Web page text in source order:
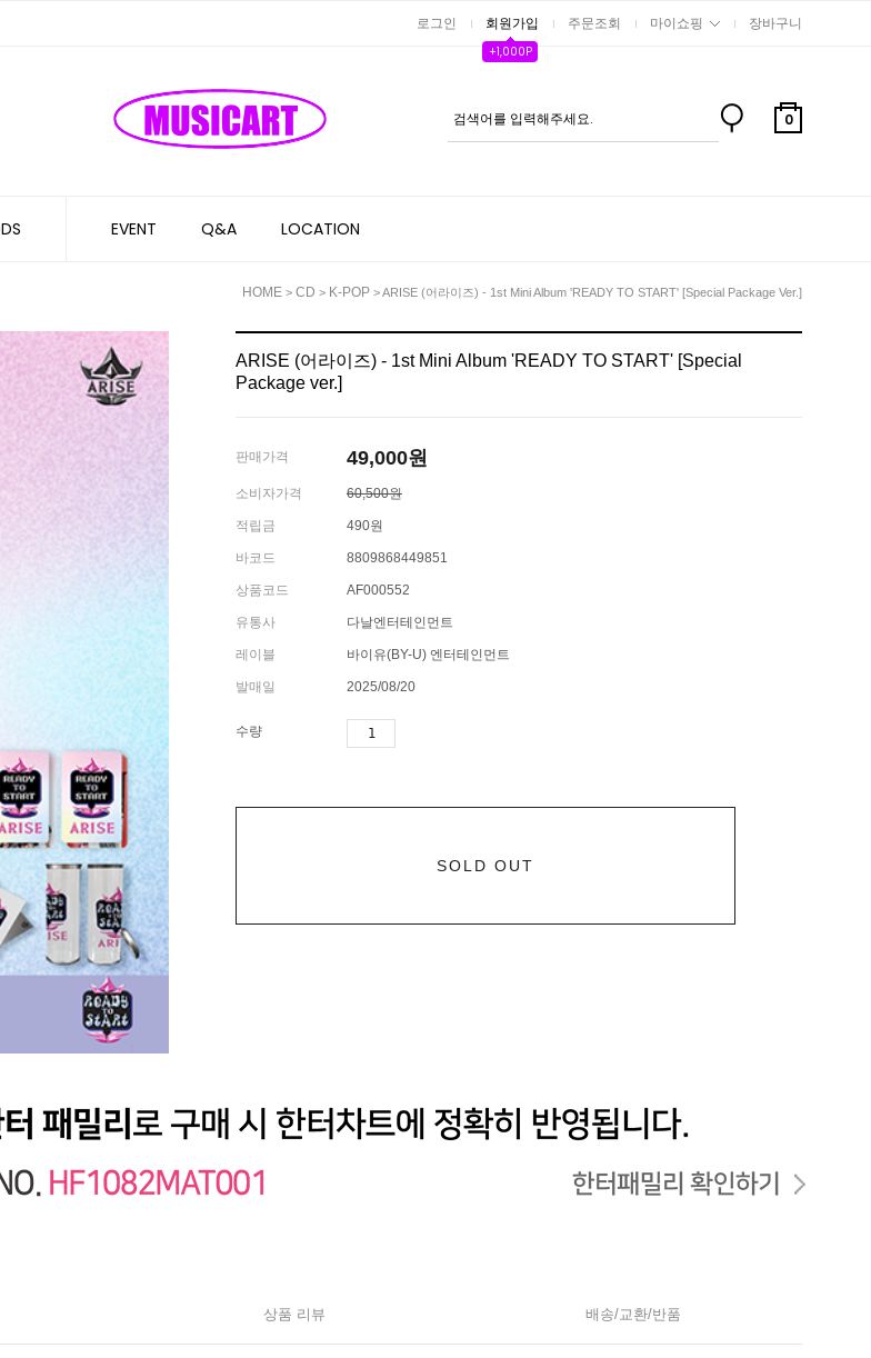
로그인 회원가입
+1,000P
주문조회 마이쇼핑 장바구니
0
EVENT Q&A LOCATION
HOME > CD > K-POP > ARISE (어라이즈) - 1st Mini Album 'READY TO START' [Special Package Ver.]
ARISE (어라이즈) - 1st Mini Album 'READY TO START' [Special
Package ver.]
판매가격 49,000원
소비자가격 60,500원
적립금 490원
바코드 8809868449851
상품코드 AF000552
유통사 다날엔터테인먼트
레이블 바이유(BY-U) 엔터테인먼트
발매일 2025/08/20
수량
SOLD OUT
상품 리뷰 배송/교환/반품